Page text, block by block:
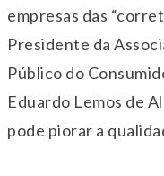
empresas das
Presidente da
Público do
Eduardo Lemos de
pode piorar a